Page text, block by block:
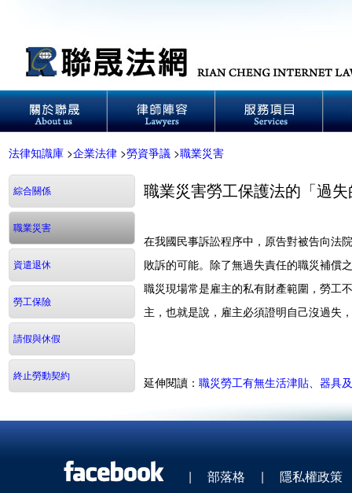
法律知識庫 >企業法律 >勞資爭議 >職業災害
綜合關係
職業災害
資遣退休
勞工保險
請假與休假
終止勞動契約
職業災害勞工保護法的「過
在我國民事訴訟程序中，原告對被告向法
敗訴的可能。除了無過失責任的職災補償
職災現場常是雇主的私有財產範圍，勞工
主，也就是說，雇主必須證明自己沒過失
延伸閱讀： 職災勞工有無生活津貼、器具
| 部落格 | 隱私權政策